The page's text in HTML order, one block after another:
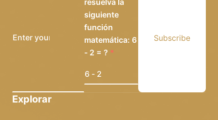
resuelva la
siguiente
función
matemática: 6
- 2 = ?
Subscribe
Explorar